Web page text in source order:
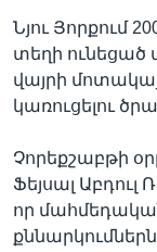
IN ENGLISH
ՄԵՐ ՄԱՍԻՆ
«ԱՄԵՐԻԿԱՅԻ
Learning English
ՀԵՏԵՒԵՔ ՄԵԶ
Նյու Յորքում
տեղի ունեցած
վայրի
կառուցելու
Չորեքշաբթի
Ֆեյսալ
որ